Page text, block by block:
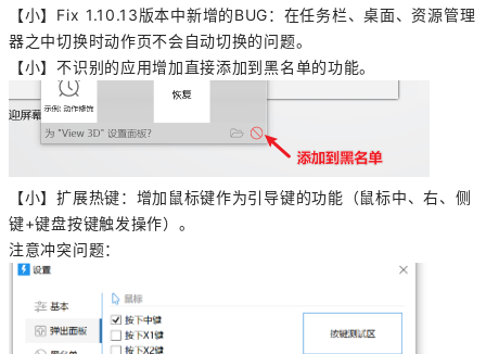
【小】Fix 1.10.13版本中新增的BUG：在任务栏、桌面、资源管理
器之中切换时动作页不会自动切换的问题。
【小】不识别的应用增加直接添加到黑名单的功能。
【小】扩展热键：增加鼠标键作为引导键的功能（鼠标中、右、侧
键+键盘按键触发操作）。
注意冲突问题：